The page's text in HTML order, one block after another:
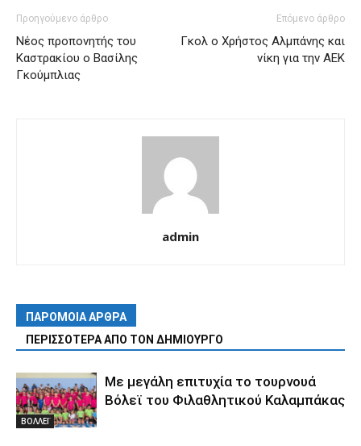
Προηγούμενο άρθρο
Νέος προπονητής του
Καστρακίου ο Βασίλης
Γκούμπλιας
Επόμενο άρθρο
Γκολ ο Χρήστος Αλμπάνης και
νίκη για την ΑΕΚ
admin
ΠΑΡΟΜΟΙΑ ΑΡΘΡΑ
ΠΕΡΙΣΣΟΤΕΡΑ ΑΠΟ ΤΟΝ ΔΗΜΙΟΥΡΓΟ
ΒΟΛΛΕΪ
Με μεγάλη επιτυχία το τουρνουά
Βόλεϊ του Φιλαθλητικού Καλαμπάκας